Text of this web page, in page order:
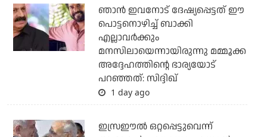
ഞാന്‍ ഇവനോട് ദേഷ്യപ്പെട്ടത് ഈ
പൊട്ടനൊഴിച്ച് ബാക്കി
എല്ലാവര്‍ക്കും
മനസിലായെന്നായിരുന്നു മമ്മൂക്ക
അദ്ദേഹത്തിന്റെ ഭാര്യയോട്
പറഞ്ഞത്: സിദ്ദിഖ്
1 day ago
ഇസ്രഈല്‍ ഒറ്റപ്പെട്ടുവെന്ന്